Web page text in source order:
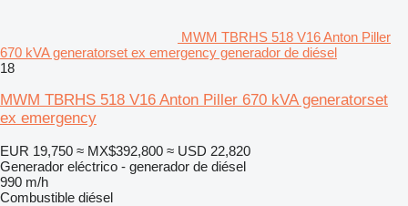
MWM TBRHS 518 V16 Anton Piller
670 kVA generatorset ex emergency generador de diésel
18
MWM TBRHS 518 V16 Anton Piller 670 kVA generatorset
ex emergency
EUR 19,750 ≈ MX$392,800 ≈ USD 22,820
Generador eléctrico - generador de diésel
990 m/h
Combustible diésel